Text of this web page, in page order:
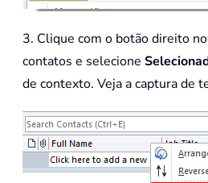
3. Clique com o botão direito
contatos e selecione
de contexto. Veja a captura de